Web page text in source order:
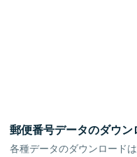
郵便番号データのダウン
各種データのダウンロード